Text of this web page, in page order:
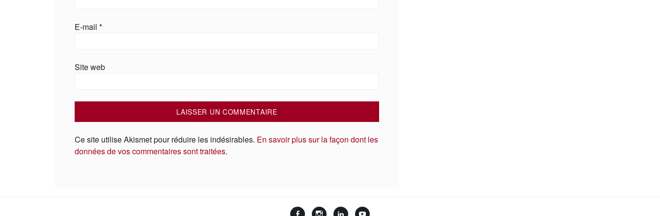
E-mail *
Site web
Ce site utilise Akismet pour réduire les indésirables. En savoir plus sur la façon dont les
données de vos commentaires sont traitées.
FacebookInstagramLinkedIn